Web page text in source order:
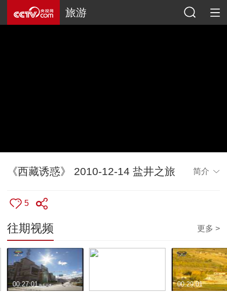
旅游
《西藏诱惑》 2010-12-14 盐井之旅 简介
5
往期视频 更多 >
00:27:01 00:29:01